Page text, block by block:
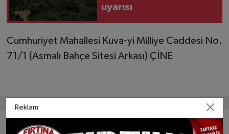
uyarısı
Cumhuriyet Mahallesi Kuva-yi Milliye Caddesi No.
71/1 (Asmalı Bahçe Sitesi Arkası) ÇİNE
Bunlar da ilginizi çekebilir
Reklam